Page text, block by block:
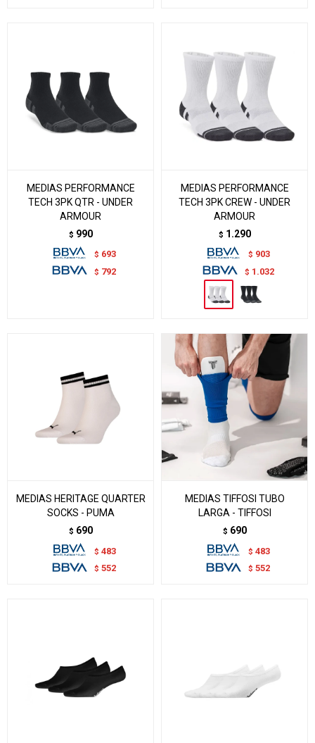
MEDIAS PERFORMANCE
TECH 3PK QTR - UNDER
ARMOUR
$ 990
$ 693
$ 792
MEDIAS PERFORMANCE
TECH 3PK CREW - UNDER
ARMOUR
$ 1.290
$ 903
$ 1.032
MEDIAS HERITAGE QUARTER
SOCKS - PUMA
$ 690
$ 483
$ 552
MEDIAS TIFFOSI TUBO
LARGA - TIFFOSI
$ 690
$ 483
$ 552